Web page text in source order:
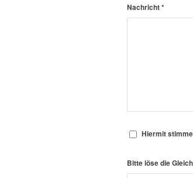
Nachricht*
Hiermit
Bitte löse die